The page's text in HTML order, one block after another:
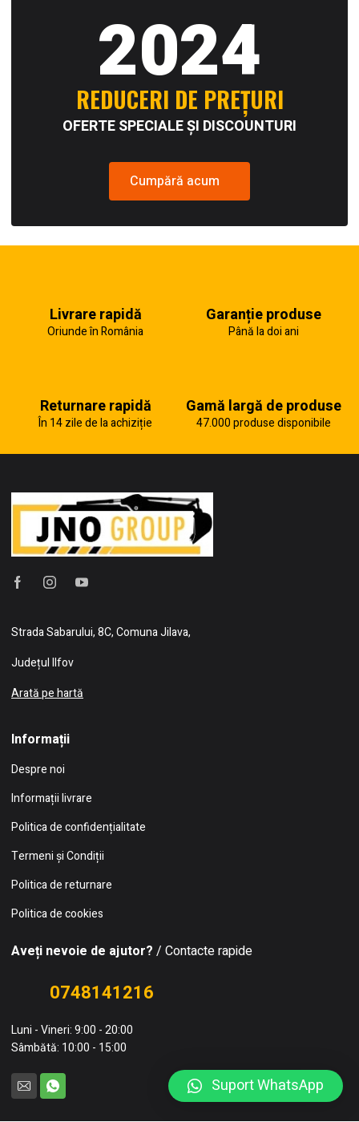
2024
REDUCERI DE PREȚURI
OFERTE SPECIALE ȘI DISCOUNTURI
Cumpără acum
Livrare rapidă
Oriunde în România
Garanție produse
Până la doi ani
Returnare rapidă
În 14 zile de la achiziție
Gamă largă de produse
47.000 produse disponibile
Strada Sabarului, 8C, Comuna Jilava,
Județul Ilfov
Arată pe hartă
Informații
Despre noi
Informații livrare
Politica de confidențialitate
Termeni și Condiții
Politica de returnare
Politica de cookies
Aveți nevoie de ajutor? / Contacte rapide
0748141216
Luni - Vineri: 9:00 - 20:00
Sâmbătă: 10:00 - 15:00
Suport WhatsApp